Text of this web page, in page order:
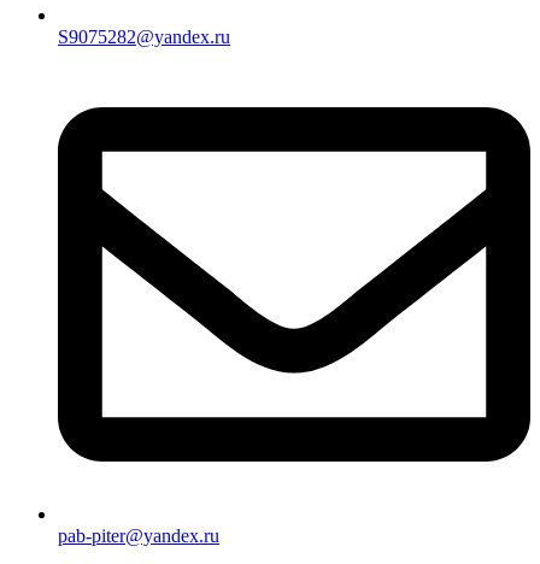
S9075282@yandex.ru
pab-piter@yandex.ru